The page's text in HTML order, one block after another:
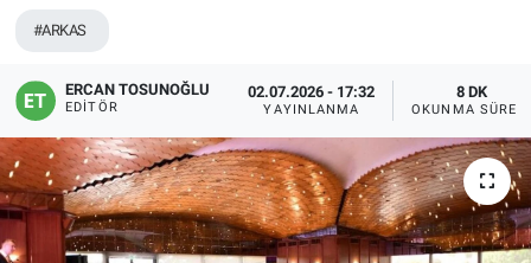
#ARKAS
ERCAN TOSUNOĞLU
EDITÖR
02.07.2026 - 17:32
YAYINLANMA
8 DK
OKUNMA SÜRESI